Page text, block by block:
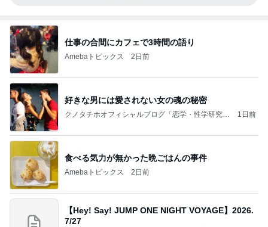
仕事の合間にカフェで3時間の語り
Amebaトピックス 2日前
好きな男には愛されない女の魂の秘密
クノタチホオフィシャルブログ「恋学・性学研究
1日前
食べる気力が無かった晩ごはんの事件
Amebaトピックス 2日前
【Hey! Say! JUMP ONE NIGHT VOYAGE】2026.
7/27